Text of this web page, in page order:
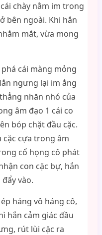
chày nằm im trong
bên ngoài. Khi hắn
mắt, vừa mong
cái màng mỏng
ngưng lại im ắng
nhăn nhó của
âm đạo 1 cái co
bóp chặt đầu cặc.
cặc cựa trong âm
cổ họng cô phát
con cặc bự, hắn
vào.
háng vô háng cô,
hắn cảm giác đầu
rút lùi cặc ra